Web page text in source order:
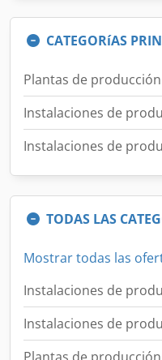
CATEGORíAS
Plantas de
Instalaciones de
Instalaciones de
TODAS LAS
Mostrar todas las
Instalaciones de
Instalaciones de